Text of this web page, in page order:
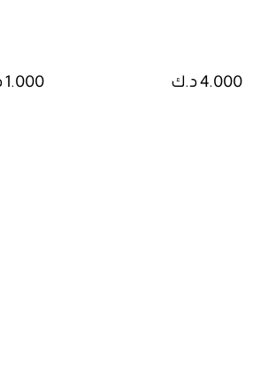
4.000 د.ك 1.000 د.ك